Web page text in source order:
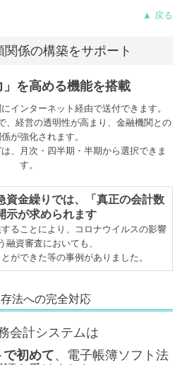
▲ 戻る
係の構築をサポート
」を高める機能を搭載
インターネット経由で送付できます。
、経営の透明性が高まり、金融機関との
が強化されます。
、月次・四半期・半期から選択できま
す。
資金繰りでは、「真正の会計数
示が求められます
することにより、コロナウイルスの影響
融資審査においても、
ができた等の事例がありました。
法への完全対応
会計システムは
初めて、電子帳簿ソフト法